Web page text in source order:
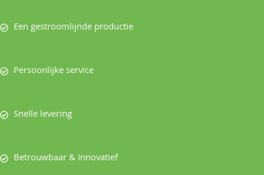
Een gestroomlijnde productie
Persoonlijke service
Snelle levering
Betrouwbaar & Innovatief